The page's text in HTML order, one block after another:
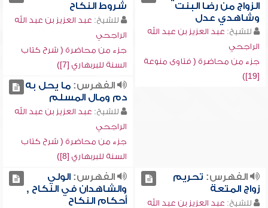
الزواج من رضا البنت
وشاهدي عدل
للشيخ: عبد العزيز بن عبد الله
الراجحي
جزء من محاضرة ( فتاوى منوعة
[19])
شروط النكاح
للشيخ: عبد العزيز بن عبد الله
الراجحي
جزء من محاضرة ( شرح كتاب
السنة للبربهاري [7])
الفهرس:ما يحل به
دم ومال المسلم
للشيخ: عبد العزيز بن عبد الله
الراجحي
جزء من محاضرة ( شرح كتاب
السنة للبربهاري [8])
الفهرس: تحريم
زواج المتعة
للشيخ: عبد العزيز بن عبد الله
الفهرس:الولي
والشاهدان في النكاح ,
أحكام النكاح